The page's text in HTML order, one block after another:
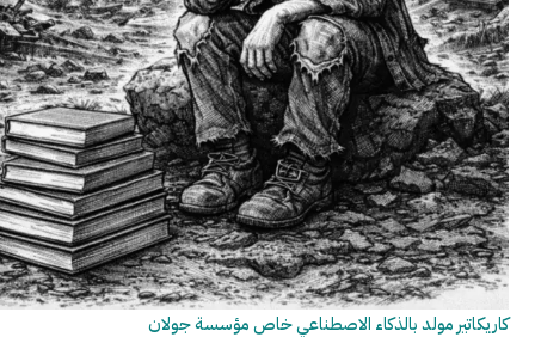
مولد بالذكاء الاصطناعي خاص مؤسسة جولان